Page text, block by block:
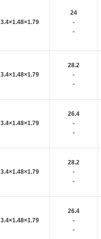
3.4×1.48×1.79
24
-
-
3.4×1.48×1.79
28.2
-
-
3.4×1.48×1.79
26.4
-
-
3.4×1.48×1.79
28.2
-
-
3.4×1.48×1.79
26.4
-
-